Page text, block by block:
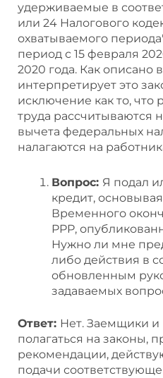
удерживаемые в
или 24 Налогового
охватываемого
период с 15 февраля
2020 года. Как описано
интерпретирует это
исключение как то, что
труда рассчитываются
вычета федеральных
налагаются на
Вопрос: Я подал
кредит,
Временного
PPP,
Нужно ли мне
либо действия в
обновленным
задаваемых
Ответ: Нет. Заемщики и
полагаться на законы,
рекомендации,
подачи